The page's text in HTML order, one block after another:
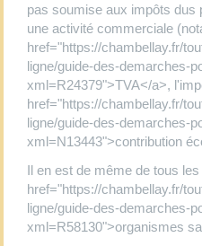
pas soumise aux impôts dus
une activité commerciale
href="https://chambellay.fr/
ligne/guide-des-demarches-
xml=R24379">TVA</a>,
href="https://chambellay.fr/
ligne/guide-des-demarches-
xml=N13443">contribution
Il en est de même de tous
href="https://chambellay.fr/
ligne/guide-des-demarches-
xml=R58130">organismes